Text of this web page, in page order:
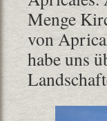
Menge
von
habe uns